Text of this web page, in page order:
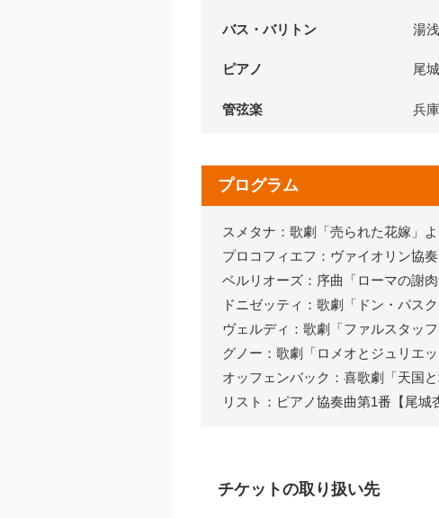
バス・バリトン 湯
ピアノ 尾
管弦楽 兵
プログラム
スメタナ：歌劇「売られた花嫁」
プロコフィエフ：ヴァイオリン協奏
ベルリオーズ：序曲「ローマの謝肉
ドニゼッティ：歌劇「ドン・パス
ヴェルディ：歌劇「ファルスタッ
グノー：歌劇「ロメオとジュリエ
オッフェンバック：喜歌劇「天国
リスト：ピアノ協奏曲第1番【尾城
チケットの取り扱い先